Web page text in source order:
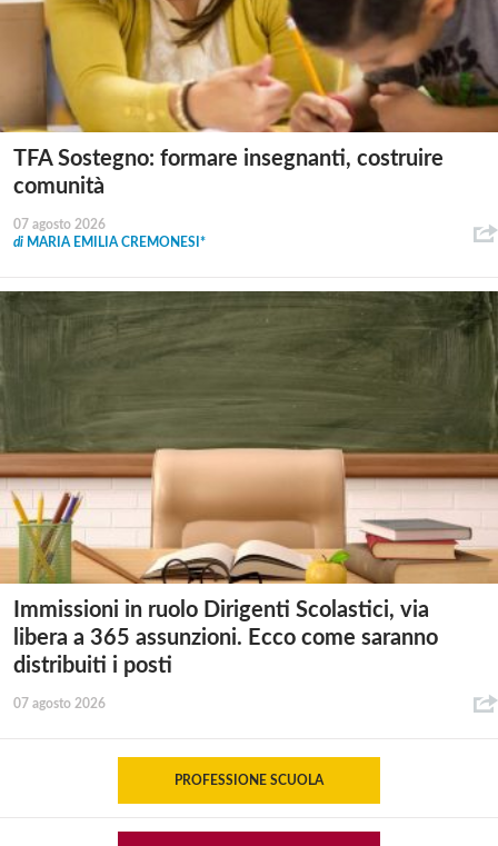
TFA Sostegno: formare insegnanti, costruire
comunità
07 agosto 2026
di MARIA EMILIA CREMONESI*
Immissioni in ruolo Dirigenti Scolastici, via
libera a 365 assunzioni. Ecco come saranno
distribuiti i posti
07 agosto 2026
PROFESSIONE SCUOLA